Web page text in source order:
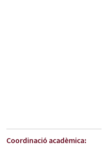
Coordinació acadèmica: